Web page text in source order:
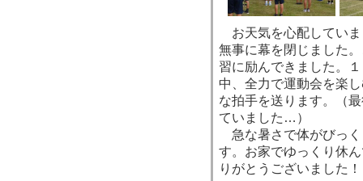
お天気を心配してい
無事に幕を閉じました
習に励んできました。
中、全力で運動会を楽
な拍手を送ります。（
ていました…）
急な暑さで体がびっ
す。お家でゆっくり休
りがとうございました